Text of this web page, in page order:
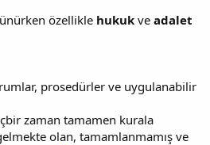
özellikle hukuk ve adalet
prosedürler ve uygulanabilir
zaman tamamen kurala
olan, tamamlanmamış ve